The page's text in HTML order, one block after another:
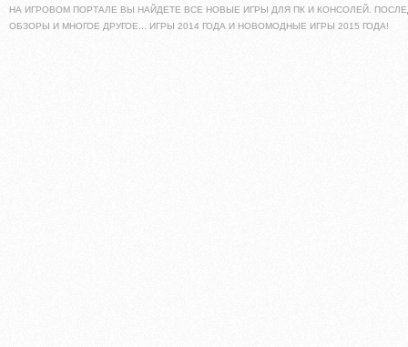
НА ИГРОВОМ ПОРТАЛЕ ВЫ НАЙДЕТЕ ВСЕ НОВЫЕ ИГРЫ ДЛЯ ПК И КОНСОЛЕЙ.
ОБЗОРЫ И МНОГОЕ ДРУГОЕ... ИГРЫ 2014 ГОДА И НОВОМОДНЫЕ ИГРЫ 2015 ГОДА!